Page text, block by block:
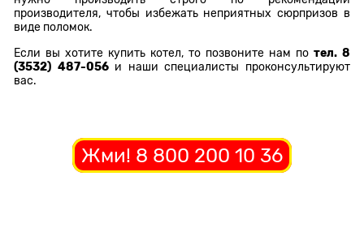
производителя, чтобы избежать неприятных сюрпризов в
виде поломок.
Если вы хотите купить котел, то позвоните нам по тел. 8
(3532) 487-056и наши специалисты проконсультируют
вас.
Жми! 8 800 200 10 36